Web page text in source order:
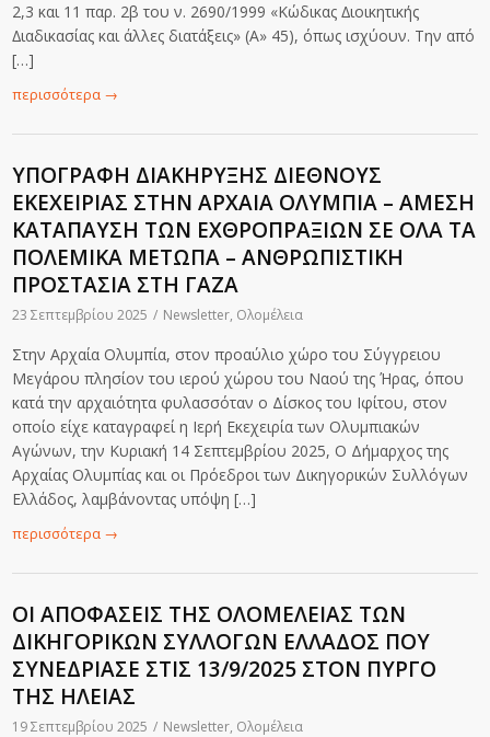
2,3 και 11 παρ. 2β του ν. 2690/1999 «Κώδικας ∆ιοικητικής
∆ιαδικασίας και άλλες διατάξεις» (Α» 45), όπως ισχύουν. Την από
[…]
περισσότερα →
ΥΠΟΓΡΑΦΗ ΔΙΑΚΗΡΥΞΗΣ ΔΙΕΘΝΟΥΣ
ΕΚΕΧΕΙΡΙΑΣ ΣΤΗΝ ΑΡΧΑΙΑ ΟΛΥΜΠΙΑ – ΑΜΕΣΗ
ΚΑΤΑΠΑΥΣΗ ΤΩΝ ΕΧΘΡΟΠΡΑΞΙΩΝ ΣΕ ΟΛΑ ΤΑ
ΠΟΛΕΜΙΚΑ ΜΕΤΩΠΑ – ΑΝΘΡΩΠΙΣΤΙΚΗ
ΠΡΟΣΤΑΣΙΑ ΣΤΗ ΓΑΖΑ
23 Σεπτεμβρίου 2025 / Newsletter, Ολομέλεια
Στην Αρχαία Ολυμπία, στον προαύλιο χώρο του Σύγγρειου
Μεγάρου πλησίον του ιερού χώρου του Ναού της Ήρας, όπου
κατά την αρχαιότητα φυλασσόταν ο Δίσκος του Ιφίτου, στον
οποίο είχε καταγραφεί η Ιερή Εκεχειρία των Ολυμπιακών
Αγώνων, την Κυριακή 14 Σεπτεμβρίου 2025, Ο Δήμαρχος της
Αρχαίας Ολυμπίας και οι Πρόεδροι των Δικηγορικών Συλλόγων
Ελλάδος, λαμβάνοντας υπόψη […]
περισσότερα →
ΟΙ ΑΠΟΦΑΣΕΙΣ ΤΗΣ ΟΛΟΜΕΛΕΙΑΣ ΤΩΝ
ΔΙΚΗΓΟΡΙΚΩΝ ΣΥΛΛΟΓΩΝ ΕΛΛΑΔΟΣ ΠΟΥ
ΣΥΝΕΔΡΙΑΣΕ ΣΤΙΣ 13/9/2025 ΣΤΟΝ ΠΥΡΓΟ
ΤΗΣ ΗΛΕΙΑΣ
19 Σεπτεμβρίου 2025 / Newsletter, Ολομέλεια